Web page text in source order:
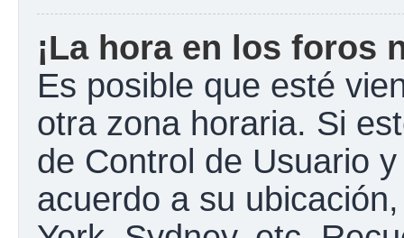
¡La hora en los foros
Es posible que esté
otra zona horaria. Si
de Control de Usuario
acuerdo a su